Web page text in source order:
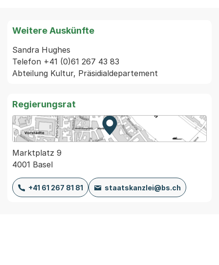
Weitere Auskünfte
Sandra Hughes
Telefon +41 (0)61 267 43 83
Regierungsrat
Zur Karte von MapBS.
Externer Link, wird in einem
Marktplatz 9
4001 Basel
+41 61 267 81 81 staatskanzlei@bs.ch